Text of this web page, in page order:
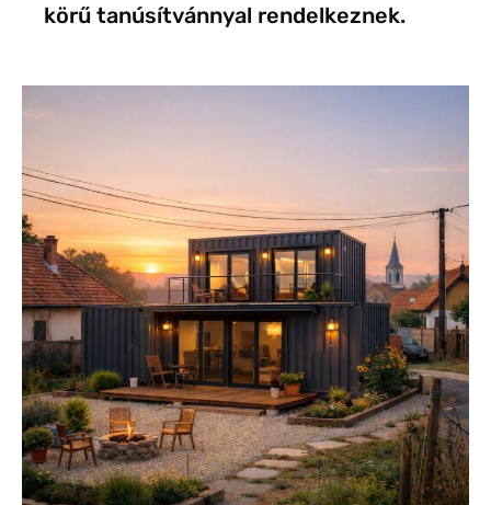
körű tanúsítvánnyal rendelkeznek.